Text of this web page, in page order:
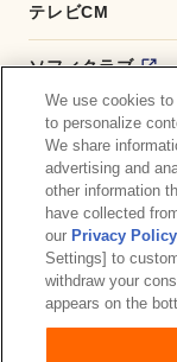
テレビCM
ソフィクラブ
かんたん応募サー
ダイレクトショッ
商品取扱い店舗検
お問い合わせ
We use cookies
to personalize
We share
advertising and
other information
have collected
our Privacy Policy
Settings] to
withdraw your
appears on the